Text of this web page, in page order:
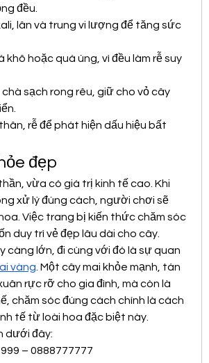
đều.
lân và trung vi lượng để tăng sức
hoặc quá úng, vì đều làm rễ suy
sạch rong rêu, giữ cho vỏ cây
rễ để phát hiện dấu hiệu bất
đẹp
vừa có giá trị kinh tế cao. Khi
xử lý đúng cách, người chơi sẽ
Việc trang bị kiến thức chăm sóc
duy trì vẻ đẹp lâu dài cho cây.
càng lớn, đi cùng với đó là sự quan
vàng. Một cây mai khỏe mạnh, tán
rực rỡ cho gia đình, mà còn là
chăm sóc đúng cách chính là cách
tế từ loài hoa đặc biệt này.
dưới đây:
– 0888777777